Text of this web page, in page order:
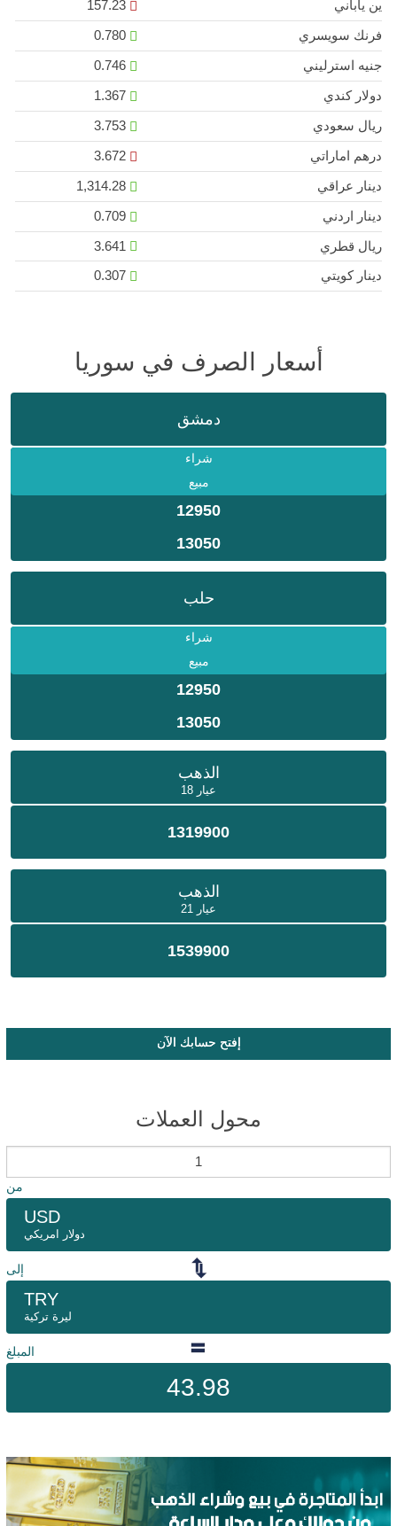
ين ياباني
157.23
فرنك سويسري
0.780
جنيه استرليني
0.746
دولار كندي
1.367
ريال سعودي
3.753
درهم اماراتي
3.672
دينار عراقي
1,314.28
دينار اردني
0.709
ريال قطري
دينار كويتي
0.307
أسعار الصرف في سوريا
دمشق
شراء
مبيع
12950
13050
حلب
شراء
مبيع
12950
13050
الذهب
عيار 18
1319900
الذهب
عيار 21
1539900
إفتح حسابك الآن
محول العملات
من
USD
دولار امريكي
إلى
TRY
ليرة تركية
المبلغ
43.98